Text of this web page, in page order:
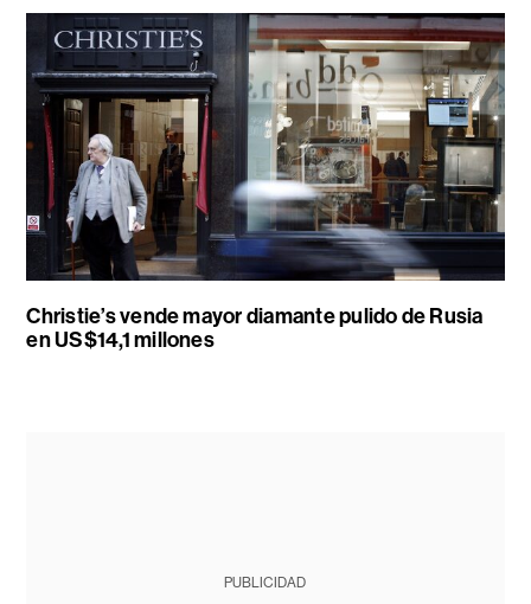
Christie’s vende mayor diamante pulido de Rusia
en US$14,1 millones
PUBLICIDAD